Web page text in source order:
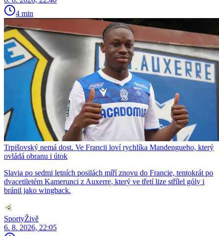
4 min
Trpišovský nemá dost. Ve Francii loví rychlíka Mandengueho, který
ovládá obranu i útok
Slavia po sedmi letních posilách míří znovu do Francie, tentokrát po
dvacetiletém Kamerunci z Auxerre, který ve třetí lize střílel góly i
bránil jako wingback.
SportyŽivě
6. 8. 2026, 22:05